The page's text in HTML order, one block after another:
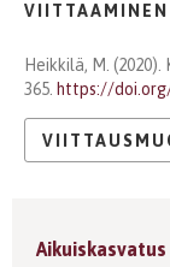
VIITTAAMINEN
Heikkilä, M. (2020).
365. https://doi.org/
Aikuiskasvatus